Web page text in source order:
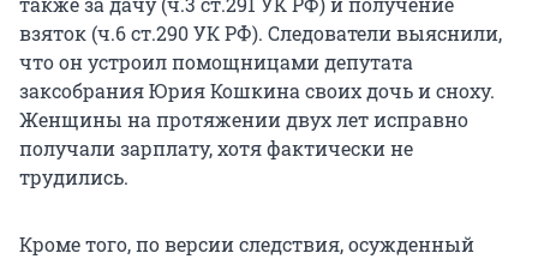
взяток (ч.6 ст.290 УК РФ). Следователи выяснили,
что он устроил помощницами депутата
заксобрания Юрия Кошкина своих дочь и сноху.
Женщины на протяжении двух лет исправно
получали зарплату, хотя фактически не
трудились.
Кроме того, по версии следствия, осужденный